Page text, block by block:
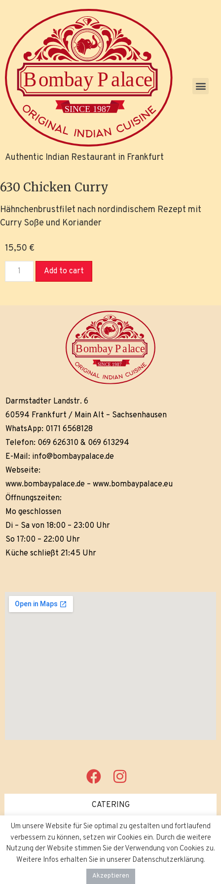
Authentic Indian Restaurant in Frankfurt
630 Chicken Curry
Hähnchenbrustfilet nach nordindischem Rezept mit
Curry Soße und Koriander
15,50 €
Add to cart
Darmstadter Landstr. 6
60594 Frankfurt / Main Alt – Sachsenhausen
WhatsApp: 0171 6568128
Telefon: 069 626310 & 069 613294
E-Mail: info@bombaypalace.de
Webseite:
www.bombaypalace.de – www.bombaypalace.eu
Öffnungszeiten:
Mo geschlossen
Di – Sa von 18:00 – 23:00 Uhr
So 17:00 – 22:00 Uhr
Küche schließt 21:45 Uhr
CATERING
JOBS
Bombay Palace. Impressum
Um unsere Website für Sie optimal zu gestalten und fortlaufend
verbessern zu können, setzen wir Cookies ein. Durch die weitere
Nutzung der Website stimmen Sie der Verwendung von Cookies zu.
Weitere Infos erhalten Sie in unserer Datenschutzerklärung.
Akzeptieren